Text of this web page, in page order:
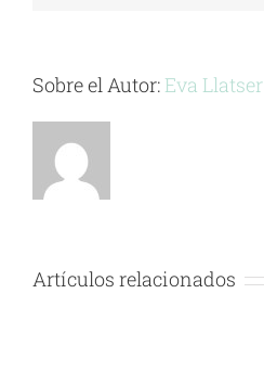
Sobre el Autor: Eva Llatser
Artículos relacionados